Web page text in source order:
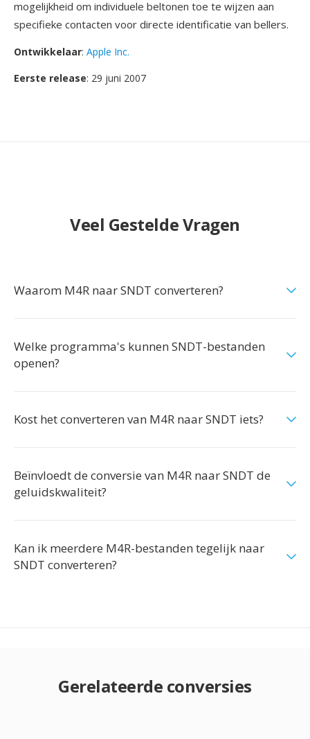
mogelijkheid om individuele beltonen toe te wijzen aan
specifieke contacten voor directe identificatie van bellers.
Ontwikkelaar: Apple Inc.
Eerste release: 29 juni 2007
Veel Gestelde Vragen
Waarom M4R naar SNDT converteren?
Welke programma's kunnen SNDT-bestanden
openen?
Kost het converteren van M4R naar SNDT iets?
Beïnvloedt de conversie van M4R naar SNDT de
geluidskwaliteit?
Kan ik meerdere M4R-bestanden tegelijk naar
SNDT converteren?
Gerelateerde conversies